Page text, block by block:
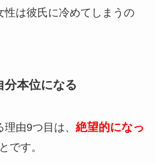
性は彼氏に冷めてしまうの
本位になる
由9つ目は、 絶望的になっ
です。